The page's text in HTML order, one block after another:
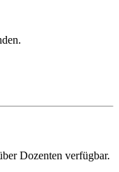
Dozenten verfügbar.